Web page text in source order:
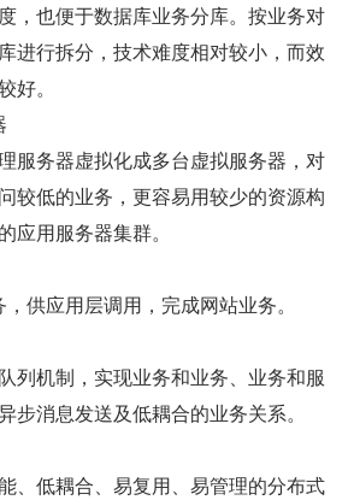
，也便于数据库业务分库。按业务对
进行拆分，技术难度相对较小，而效
好。
服务器虚拟化成多台虚拟服务器，对
较低的业务，更容易用较少的资源构
应用服务器集群。
供应用层调用，完成网站业务。
列机制，实现业务和业务、业务和服
步消息发送及低耦合的业务关系。
、低耦合、易复用、易管理的分布式